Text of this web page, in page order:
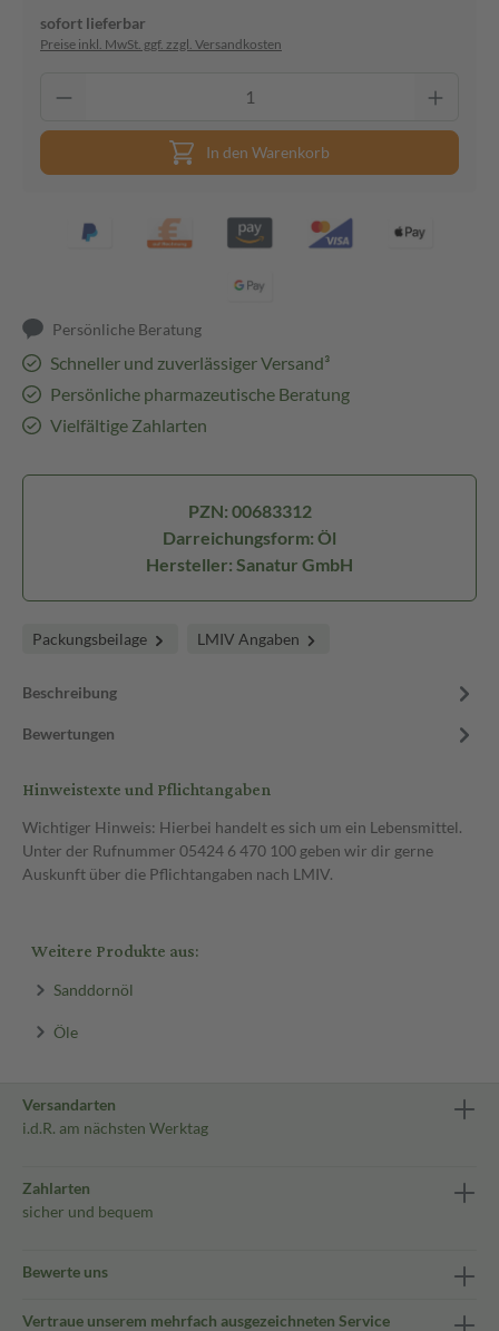
sofort lieferbar
Preise inkl. MwSt. ggf. zzgl. Versandkosten
In den Warenkorb
Persönliche Beratung
Schneller und zuverlässiger Versand³
Persönliche pharmazeutische Beratung
Vielfältige Zahlarten
PZN: 00683312
Darreichungsform: Öl
Hersteller: Sanatur GmbH
Packungsbeilage LMIV Angaben
Beschreibung
Bewertungen
Hinweistexte und Pflichtangaben
Wichtiger Hinweis: Hierbei handelt es sich um ein Lebensmittel.
Unter der Rufnummer 05424 6 470 100 geben wir dir gerne
Auskunft über die Pflichtangaben nach LMIV.
Weitere Produkte aus:
Sanddornöl
Öle
Versandarten
i.d.R. am nächsten Werktag
Zahlarten
sicher und bequem
Bewerte uns
Vertraue unserem mehrfach ausgezeichneten Service